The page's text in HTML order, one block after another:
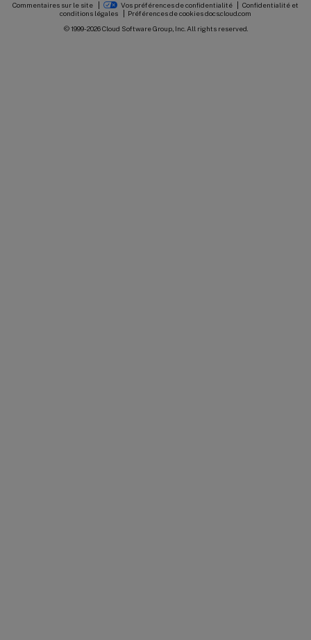
Commentaires sur le site Vos préférences de confidentialité
Confidentialité et
conditions légales
Préférences de cookiesdocs.cloud.com
© 1999-2026Cloud Software Group, Inc. All rights reserved.